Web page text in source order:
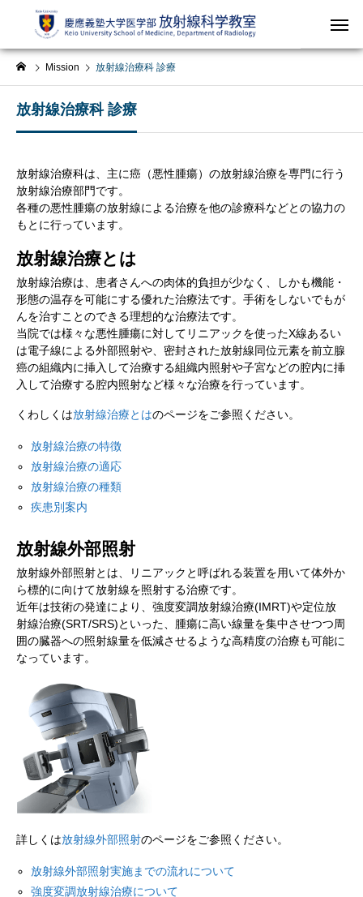
Mission 放射線治療科 診療
放射線治療科 診療
放射線治療科は、主に癌（悪性腫瘍）の放射線治療を専門に行う
放射線治療部門です。
各種の悪性腫瘍の放射線による治療を他の診療科などとの協力の
もとに行っています。
放射線治療とは
放射線治療は、患者さんへの肉体的負担が少なく、しかも機能・
形態の温存を可能にする優れた治療法です。手術をしないでもが
んを治すことのできる理想的な治療法です。
当院では様々な悪性腫瘍に対してリニアックを使ったX線あるい
は電子線による外部照射や、密封された放射線同位元素を前立腺
癌の組織内に挿入して治療する組織内照射や子宮などの腔内に挿
入して治療する腔内照射など様々な治療を行っています。
くわしくは放射線治療とはのページをご参照ください。
放射線治療の特徴
放射線治療の適応
放射線治療の種類
疾患別案内
放射線外部照射
放射線外部照射とは、リニアックと呼ばれる装置を用いて体外か
ら標的に向けて放射線を照射する治療です。
近年は技術の発達により、強度変調放射線治療(IMRT)や定位放
射線治療(SRT/SRS)といった、腫瘍に高い線量を集中させつつ周
囲の臓器への照射線量を低減させるような高精度の治療も可能に
なっています。
詳しくは放射線外部照射のページをご参照ください。
放射線外部照射実施までの流れについて
強度変調放射線治療について